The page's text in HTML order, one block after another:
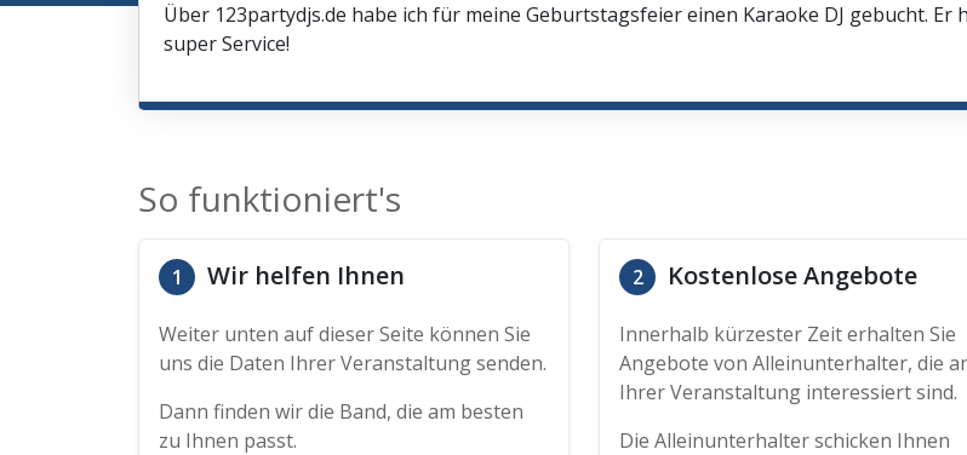
Über 123partydjs.de habe ich für meine Geburtstagsfeier einen Karaoke DJ gebucht.
super Service!
So funktioniert's
1 Wir helfen Ihnen
Weiter unten auf dieser Seite können Sie
uns die Daten Ihrer Veranstaltung senden.
Dann finden wir die Band, die am besten
zu Ihnen passt.
2 Kostenlose Angebote
Innerhalb kürzester Zeit erhalten Sie
Angebote von Alleinunterhalter, die
Ihrer Veranstaltung interessiert sind.
Die Alleinunterhalter schicken Ihnen